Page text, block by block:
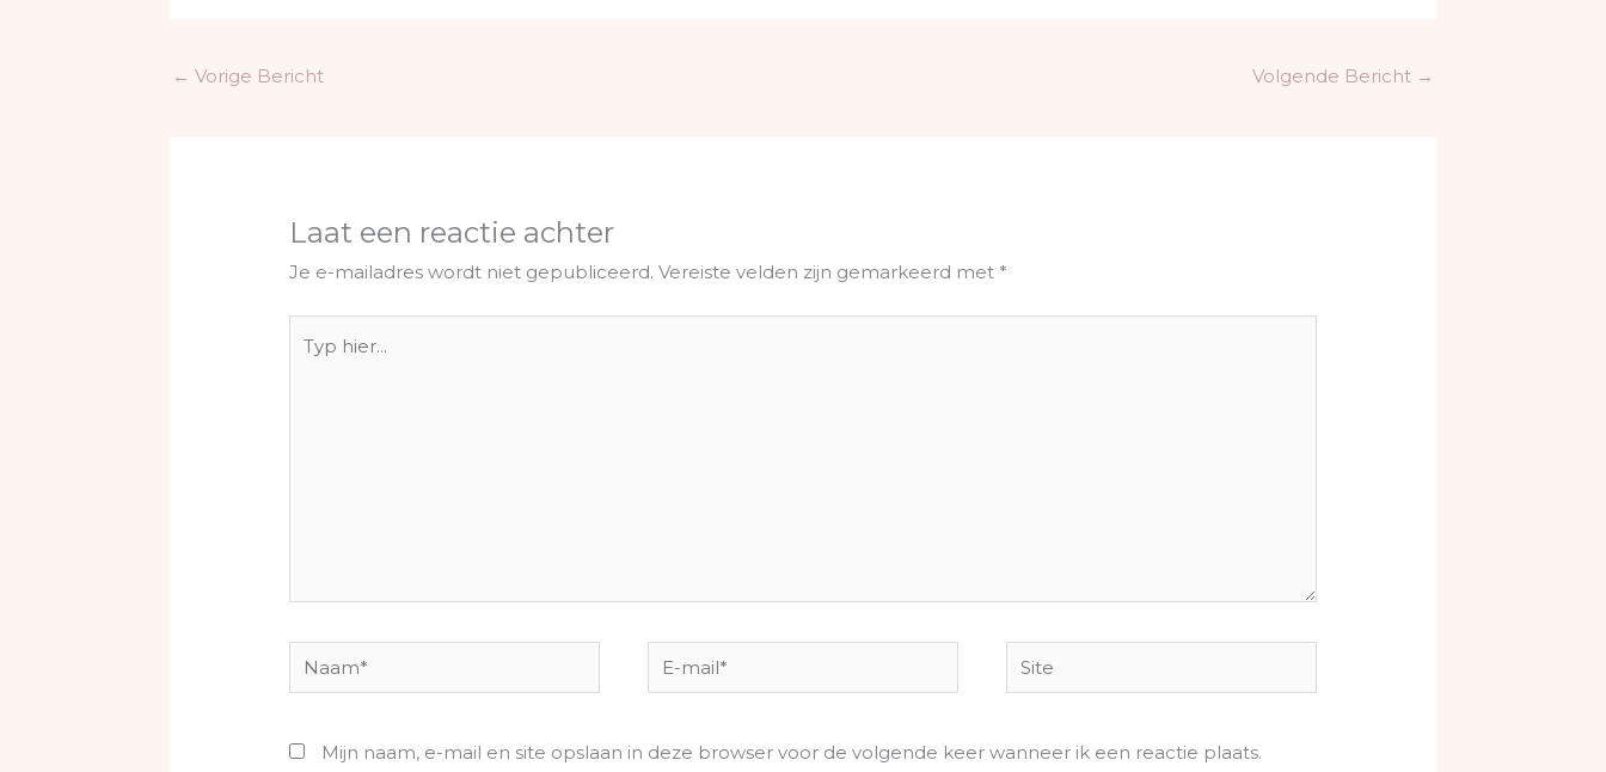
← Vorige Bericht Volgende Bericht →
Laat een reactie achter
Je e-mailadres wordt niet gepubliceerd. Vereiste velden zijn gemarkeerd met *
hier...
Naam*
E-
mail*
Site
Mijn naam, e-mail en site opslaan in deze browser voor de volgende keer wanneer ik een reactie plaats.